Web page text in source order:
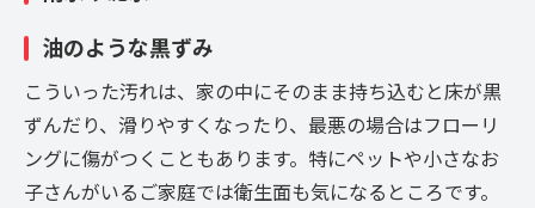
油のような黒ずみ
こういった汚れは、家の中にそのまま持ち込むと床が黒
ずんだり、滑りやすくなったり、最悪の場合はフローリ
ングに傷がつくこともあります。特にペットや小さなお
子さんがいるご家庭では衛生面も気になるところです。